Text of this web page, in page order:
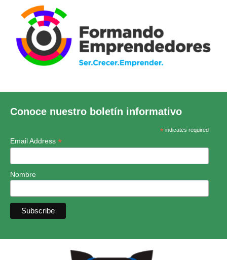
Conoce nuestro boletín informativo
*indicates required
Email Address *
Nombre